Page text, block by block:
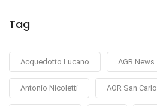
Tag
Acquedotto Lucano AGR News
Antonio Nicoletti AOR San Carlo